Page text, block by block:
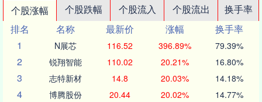
个股涨幅 个股跌幅 个股流入 个股流出
换手率
排名
名称 最新价 涨幅
换手率
1
N展芯 116.52 396.89% 79.39%
2 锐翔智能 110.02 20.21% 16.80%
3 志特新材 14.8 20.03% 14.18%
4 博腾股份 20.44 20.02% 14.77%